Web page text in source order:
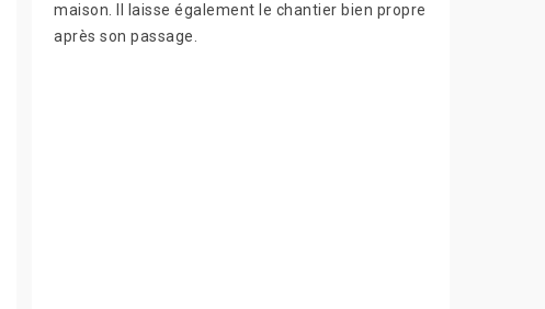
maison. Il laisse également le chantier bien propre
après son passage.